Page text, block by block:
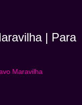
| Para
Maravilha